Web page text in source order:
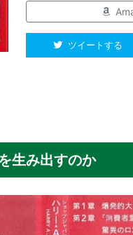
ツイートする
生み出すのか